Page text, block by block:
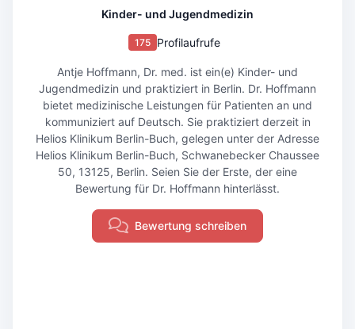
Kinder- und Jugendmedizin
175 Profilaufrufe
Antje Hoffmann, Dr. med. ist ein(e) Kinder- und
Jugendmedizin und praktiziert in Berlin. Dr. Hoffmann
bietet medizinische Leistungen für Patienten an und
kommuniziert auf Deutsch. Sie praktiziert derzeit in
Helios Klinikum Berlin-Buch, gelegen unter der Adresse
Helios Klinikum Berlin-Buch, Schwanebecker Chaussee
50, 13125, Berlin. Seien Sie der Erste, der eine
Bewertung für Dr. Hoffmann hinterlässt.
Bewertung schreiben